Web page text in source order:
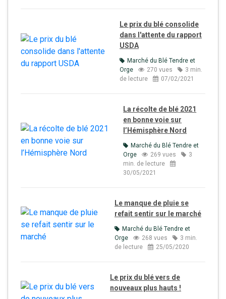
Le prix du blé consolide
dans l'attente du rapport
USDA
Marché du Blé Tendre et
Orge
270 vues
3 min.
de lecture
07/02/2021
La récolte de blé 2021
en bonne voie sur
l’Hémisphère Nord
Marché du Blé Tendre et
Orge
269 vues
3
min. de lecture
30/05/2021
Le manque de pluie se
refait sentir sur le marché
Marché du Blé Tendre et
Orge
268 vues
3 min.
de lecture
25/05/2020
Le prix du blé vers de
nouveaux plus hauts !